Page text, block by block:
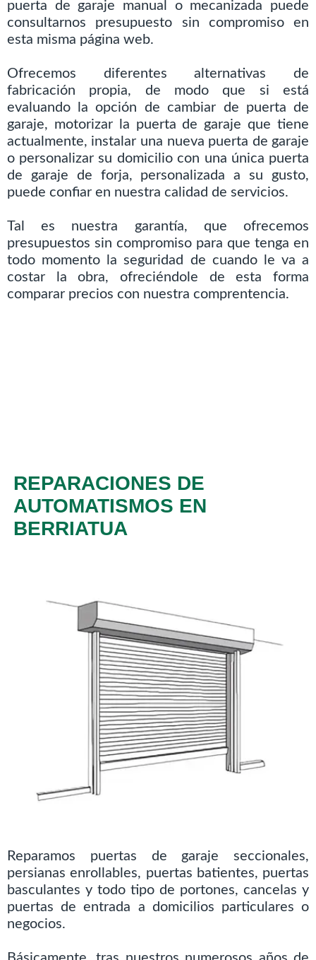
puerta de garaje manual o mecanizada puede
consultarnos presupuesto sin compromiso en
esta misma página web.
Ofrecemos diferentes alternativas de
fabricación propia, de modo que si está
evaluando la opción de cambiar de puerta de
garaje, motorizar la puerta de garaje que tiene
actualmente, instalar una nueva puerta de garaje
o personalizar su domicilio con una única puerta
de garaje de forja, personalizada a su gusto,
puede confiar en nuestra calidad de servicios.
Tal es nuestra garantía, que ofrecemos
presupuestos sin compromiso para que tenga en
todo momento la seguridad de cuando le va a
costar la obra, ofreciéndole de esta forma
comparar precios con nuestra comprentencia.
REPARACIONES DE
AUTOMATISMOS EN
BERRIATUA
Reparamos puertas de garaje seccionales,
persianas enrollables, puertas batientes, puertas
basculantes y todo tipo de portones, cancelas y
puertas de entrada a domicilios particulares o
negocios.